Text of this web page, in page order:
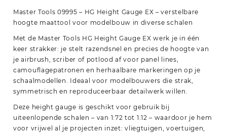
Master Tools 09995 – HG Height Gauge EX – verstelbare
hoogte maattool voor modelbouw in diverse schalen
Met de Master Tools HG Height Gauge EX werk je in één
keer strakker: je stelt razendsnel en precies de hoogte van
je airbrush, scriber of potlood af voor panel lines,
camouflagepatronen en herhaalbare markeringen op je
schaalmodellen. Ideaal voor modelbouwers die strak,
symmetrisch en reproduceerbaar detailwerk willen.
Deze height gauge is geschikt voor gebruik bij
uiteenlopende schalen – van 1:72 tot 1:12 – waardoor je hem
voor vrijwel al je projecten inzet: vliegtuigen, voertuigen,